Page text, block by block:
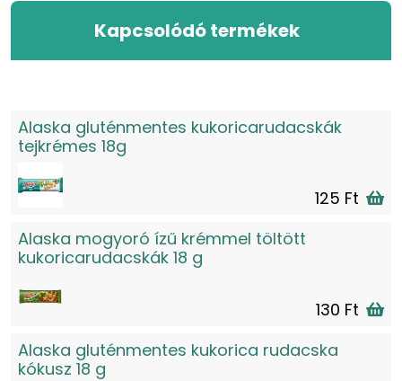
Kapcsolódó termékek
Alaska gluténmentes kukoricarudacskák
tejkrémes 18g
125 Ft
Alaska mogyoró ízű krémmel töltött
kukoricarudacskák 18 g
130 Ft
Alaska gluténmentes kukorica rudacska
kókusz 18 g